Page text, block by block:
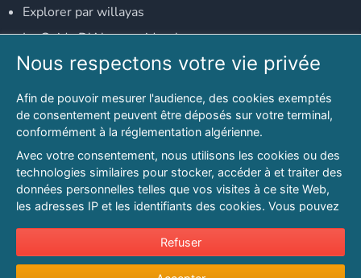
Explorer par willayas
Le Guide D'Alger, guide-alger.com
NOS RÉSEAUX SOCIAUX
Notre page Facebook
Notre page LinkedIn
Notre page Instagram
Notre page Twitter
© 2026 PAGESMAGHREB.COM. ALL RIGHTS RESERVED
Conditions générales d'utilisation
Nous respectons votre vie privée
Afin de pouvoir mesurer l'audience, des cookies exemptés
de consentement peuvent être déposés sur votre terminal,
conformément à la réglementation algérienne.
Avec votre consentement, nous utilisons les cookies ou des
technologies similaires pour stocker, accéder à et traiter des
données personnelles telles que vos visites à ce site Web,
les adresses IP et les identifiants des cookies. Vous pouvez
sur l'intérêt légitime à tout moment en cliquant sur « Refuser
».
Refuser